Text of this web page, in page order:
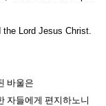
the Lord Jesus Christ.
바울은
자들에게 편지하노니